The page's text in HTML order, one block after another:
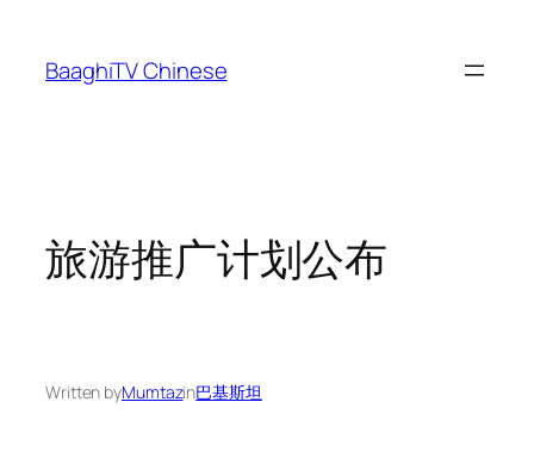
content
BaaghiTV Chinese
旅游推广计划公布
Written byMumtazin巴基斯坦